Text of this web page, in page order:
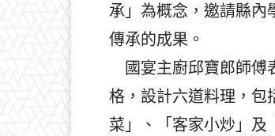
承」為概念，邀請縣內
傳承的成果。
國宴主廚邱寶郎師傅
格，設計六道料理，包
菜」、「客家小炒」及